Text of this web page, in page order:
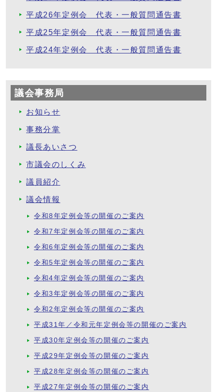
平成26年定例会 代表・一般質問通告書
平成25年定例会 代表・一般質問通告書
平成24年定例会 代表・一般質問通告書
議会事務局
お知らせ
事務分掌
議長あいさつ
市議会のしくみ
議員紹介
議会情報
令和8年定例会等の開催のご案内
令和7年定例会等の開催のご案内
令和6年定例会等の開催のご案内
令和5年定例会等の開催のご案内
令和4年定例会等の開催のご案内
令和3年定例会等の開催のご案内
令和2年定例会等の開催のご案内
平成31年／令和元年定例会等の開催のご案内
平成30年定例会等の開催のご案内
平成29年定例会等の開催のご案内
平成28年定例会等の開催のご案内
平成27年定例会等の開催のご案内